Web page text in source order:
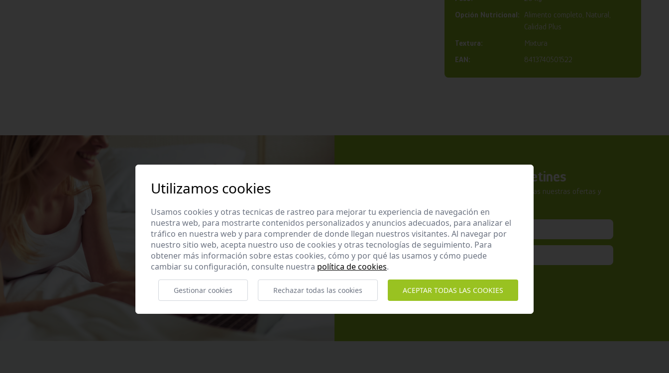
Opción Nutricional:
Alimento completo, Natural,
Calidad Plus
Textura:
Mixtura
EAN:
8413740501522
Apúntate a nuestros boletines
Suscríbete a nuestra newsletter y no te pierdas nuestras ofertas y
Enviar
Utilizamos cookies
Usamos cookies y otras tecnicas de rastreo para mejorar tu experiencia de navegación en
nuestra web, para mostrarte contenidos personalizados y anuncios adecuados, para analizar el
tráfico en nuestra web y para comprender de donde llegan nuestros visitantes. Al navegar por
nuestro sitio web, acepta nuestro uso de cookies y otras tecnologías de seguimiento. Para
obtener más información sobre estas cookies, cómo y por qué las usamos y cómo puede
cambiar su configuración, consulte nuestra política de cookies.
Gestionar cookies Rechazar todas las cookies ACEPTAR TODAS LAS COOKIES